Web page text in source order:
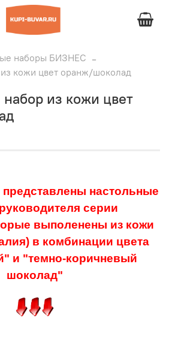
наборы БИЗНЕС
кожи цвет оранж/шоколад
из кожи цвет
представлены настольные
серии
выполенены из кожи
в комбинации цвета
и "темно-коричневый
шоколад"